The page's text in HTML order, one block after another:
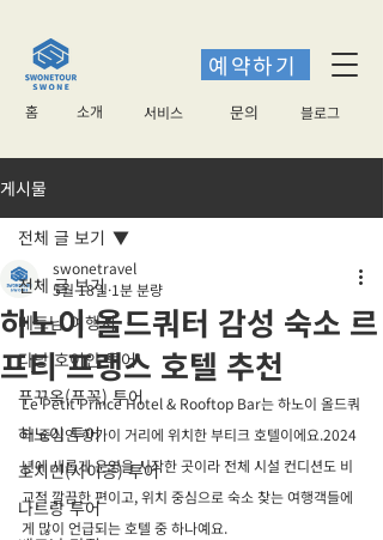
홈 소개 서비스 ​문의 블로그
예약하기
게시물
전체 글 보기
베트남 여행지
다낭 호이안 투어
푸꾸옥(푸꼭) 투어
하노이 투어
호치민(사이공) 투어
나트랑 투어
전체 글 보기
하노이 올드쿼터 감성 숙소 르
프티 프랭스 호텔 추천
swonetravel
5월 18일 1분 분량
Le Petit Prince Hotel & Rooftop Bar는 하노이 올드쿼
터 중심인 항가이 거리에 위치한 부티크 호텔이에요.2024
년에 새롭게 운영을 시작한 곳이라 전체 시설 컨디션도 비
교적 깔끔한 편이고, 위치 중심으로 숙소 찾는 여행객들에
게 많이 언급되는 호텔 중 하나예요.